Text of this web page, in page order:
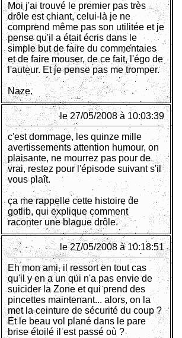
Moi j'ai trouvé le premier pas très
drôle est chiant, celui-là je ne
comprend même pas son utilitée et je
pense qu'il a était écris dans le
simple but de faire du commentaies
et de faire mouser, de ce fait, l'égo de
l'auteur. Et je pense pas me tromper.
Naze.
le 27/05/2008 à 10:03:39
c'est dommage, les quinze mille
avertissements attention humour, on
plaisante, ne mourrez pas pour de
vrai, restez pour l'épisode suivant s'il
vous plaît.
ça me rappelle cette histoire de
gotlib, qui explique comment
raconter une blague drôle.
le 27/05/2008 à 10:18:51
Eh mon ami, il ressort en tout cas
qu'il y en a un qui n'a pas envie de
suicider la Zone et qui prend des
pincettes maintenant... alors, on la
met la ceinture de sécurité du coup ?
Et le beau vol plané dans le pare
brise étoilé il est passé où ?